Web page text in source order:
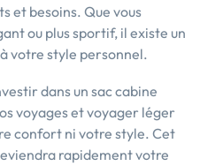
et besoins. Que vous
ou plus sportif, il existe un
votre style personnel.
dans un sac cabine
voyages et voyager léger
confort ni votre style. Cet
rapidement votre